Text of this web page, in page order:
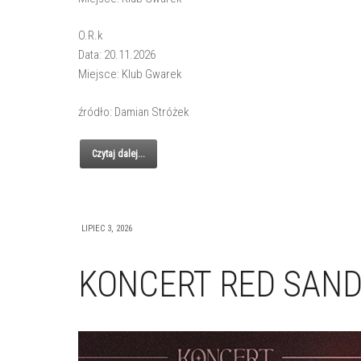
O.R.k
Data: 20.11.2026
Miejsce: Klub Gwarek
źródło: Damian Stróżek
Czytaj dalej...
LIPIEC 3, 2026
KONCERT RED